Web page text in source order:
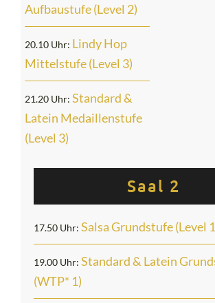
Aufbaustufe (Level 2)
20.10 Uhr: Lindy Hop
Mittelstufe (Level 3)
21.20 Uhr: Standard &
Latein Medaillenstufe
(Level 3)
Saal 2
17.50 Uhr: Salsa Grundstufe (Level
19.00 Uhr: Standard & Latein
(WTP* 1)